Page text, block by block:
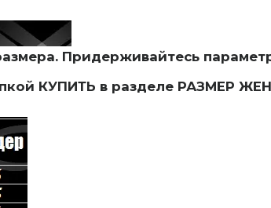
Придерживайтесь
КУПИТЬ в разделе РАЗМЕР